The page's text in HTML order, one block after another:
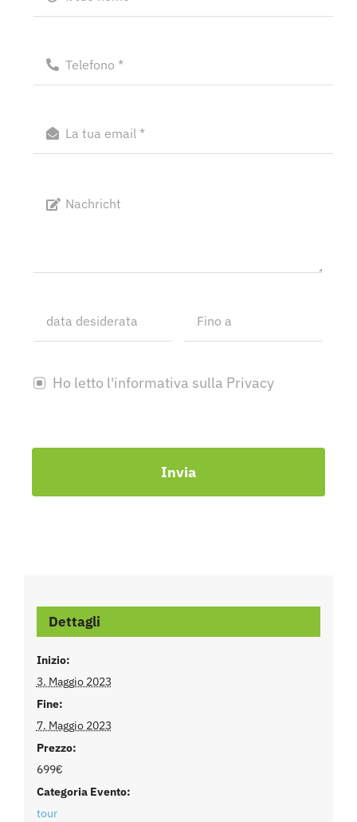
Ho letto l'informativa sulla Privacy
Invia
Dettagli
Inizio:
3. Maggio 2023
Fine:
7. Maggio 2023
Prezzo:
699€
Categoria Evento:
tour